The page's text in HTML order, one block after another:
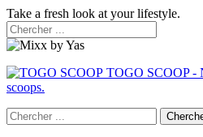
Take a fresh look at your lifestyle.
TOGO SCOOP -
scoops.